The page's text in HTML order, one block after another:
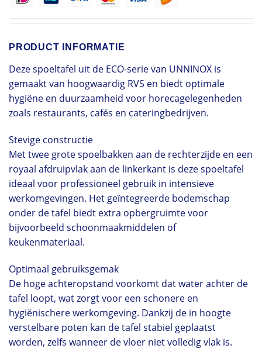
PRODUCT INFORMATIE
Deze spoeltafel uit de ECO-serie van UNNINOX is
gemaakt van hoogwaardig RVS en biedt optimale
hygiëne en duurzaamheid voor horecagelegenheden
zoals restaurants, cafés en cateringbedrijven.
Stevige constructie
Met twee grote spoelbakken aan de rechterzijde en een
royaal afdruipvlak aan de linkerkant is deze spoeltafel
ideaal voor professioneel gebruik in intensieve
werkomgevingen. Het geïntegreerde bodemschap
onder de tafel biedt extra opbergruimte voor
bijvoorbeeld schoonmaakmiddelen of
keukenmateriaal.
Optimaal gebruiksgemak
De hoge achteropstand voorkomt dat water achter de
tafel loopt, wat zorgt voor een schonere en
hygiënischere werkomgeving. Dankzij de in hoogte
verstelbare poten kan de tafel stabiel geplaatst
worden, zelfs wanneer de vloer niet volledig vlak is.